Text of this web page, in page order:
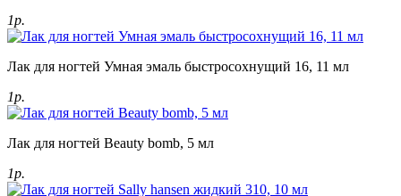
1р.
Лак для ногтей Умная эмаль быстросохнущий 16, 11 мл
1р.
Лак для ногтей Beauty bomb, 5 мл
1р.